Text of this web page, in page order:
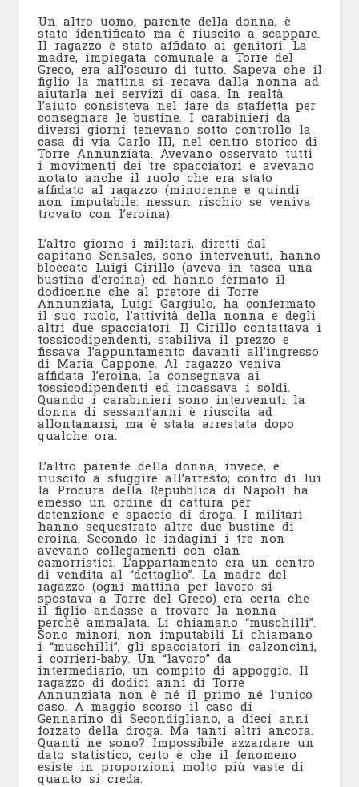
Un altro uomo, parente della donna, è
stato identificato ma è riuscito a scappare.
Il ragazzo è stato affidato ai genitori. La
madre, impiegata comunale a Torre del
Greco, era all’oscuro di tutto. Sapeva che il
figlio la mattina si recava dalla nonna ad
aiutarla nei servizi di casa. In realtà
l’aiuto consisteva nel fare da staffetta per
consegnare le bustine. I carabinieri da
diversi giorni tenevano sotto controllo la
casa di via Carlo III, nel centro storico di
Torre Annunziata. Avevano osservato tutti
i movimenti dei tre spacciatori e avevano
notato anche il ruolo che era stato
affidato al ragazzo (minorenne e quindi
non imputabile: nessun rischio se veniva
trovato con l’eroina).
L’altro giorno i militari, diretti dal
capitano Sensales, sono intervenuti, hanno
bloccato Luigi Cirillo (aveva in tasca una
bustina d’eroina) ed hanno fermato il
dodicenne che al pretore di Torre
Annunziata, Luigi Gargiulo, ha confermato
il suo ruolo, l’attività della nonna e degli
altri due spacciatori. Il Cirillo contattava i
tossicodipendenti, stabiliva il prezzo e
fissava l’appuntamento davanti all’ingresso
di Maria Cappone. Al ragazzo veniva
affidata l’eroina, la consegnava ai
tossicodipendenti ed incassava i soldi.
Quando i carabinieri sono intervenuti la
donna di sessant’anni è riuscita ad
allontanarsi, ma è stata arrestata dopo
qualche ora.
L’altro parente della donna, invece, è
riuscito a sfuggire all’arresto; contro di lui
la Procura della Repubblica di Napoli ha
emesso un ordine di cattura per
detenzione e spaccio di droga. I militari
hanno sequestrato altre due bustine di
eroina. Secondo le indagini i tre non
avevano collegamenti con clan
camorristici. L’appartamento era un centro
di vendita al “dettaglio”. La madre del
ragazzo (ogni mattina per lavoro si
spostava a Torre del Greco) era certa che
il figlio andasse a trovare la nonna
perché ammalata. Li chiamano “muschilli”.
Sono minori, non imputabili Li chiamano
i “muschilli”, gli spacciatori in calzoncini,
i corrieri-baby. Un “lavoro” da
intermediario, un compito di appoggio. Il
ragazzo di dodici anni di Torre
Annunziata non è né il primo né l’unico
caso. A maggio scorso il caso di
Gennarino di Secondigliano, a dieci anni
forzato della droga. Ma tanti altri ancora.
Quanti ne sono? Impossibile azzardare un
dato statistico, certo è che il fenomeno
esiste in proporzioni molto più vaste di
quanto si creda.